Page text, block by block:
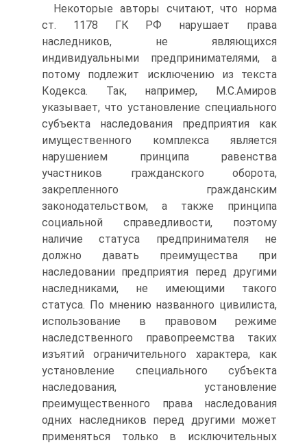
Некоторые авторы считают, что норма
ст. 1178 ГК РФ нарушает права
наследников, не являющихся
индивидуальными предпринимателями, а
потому подлежит исключению из текста
Кодекса. Так, например, М.С.Амиров
указывает, что установление специального
субъекта наследования предприятия как
имущественного комплекса является
нарушением принципа равенства
участников гражданского оборота,
закрепленного гражданским
законодательством, а также принципа
социальной справедливости, поэтому
наличие статуса предпринимателя не
должно давать преимущества при
наследовании предприятия перед другими
наследниками, не имеющими такого
статуса. По мнению названного цивилиста,
использование в правовом режиме
наследственного правопреемства таких
изъятий ограничительного характера, как
установление специального субъекта
наследования, установление
преимущественного права наследования
одних наследников перед другими может
применяться только в исключительных